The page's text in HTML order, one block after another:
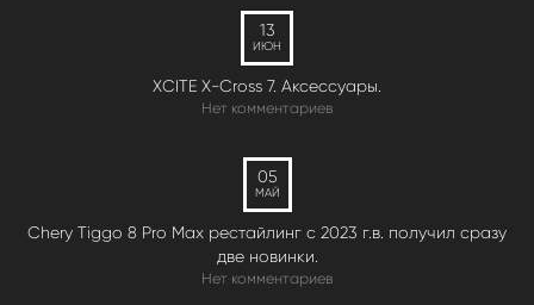
13
ИЮН
XCITE X-Cross 7. Аксессуары.
Нет комментариев
05
МАЙ
Chery Tiggo 8 Pro Max рестайлинг с 2023 г.в. получил сразу
две новинки.
Нет комментариев